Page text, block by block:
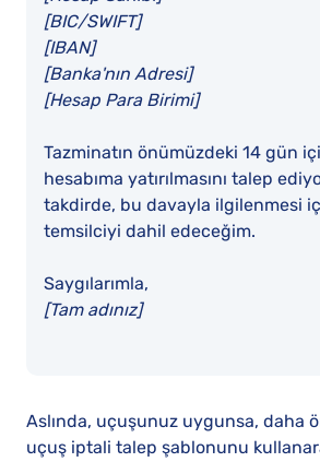
[BIC/SWIFT]
[IBAN]
[Banka'nın Adresi]
[Hesap Para Birimi]
Tazminatın önümüzdeki 14 gün
hesabıma yatırılmasını talep
takdirde, bu davayla ilgilenmesi
temsilciyi dahil edeceğim.
Saygılarımla,
[Tam adınız]
Aslında, uçuşunuz uygunsa, daha
uçuş iptali talep şablonunu